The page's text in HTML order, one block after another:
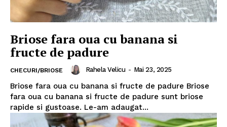
Briose fara oua cu banana si
fructe de padure
CHECURI/BRIOSE Rahela Velicu - Mai 23, 2025
Briose fara oua cu banana si fructe de padure Briose
fara oua cu banana si fructe de padure sunt briose
rapide si gustoase. Le-am adaugat...